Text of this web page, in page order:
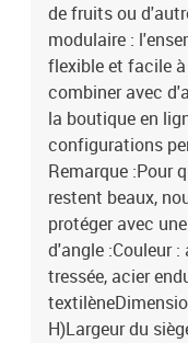
de fruits ou
modulaire :
flexible et facile
combiner avec
la boutique en
configurations
Remarque :Pour
restent beaux,
protéger avec
d'angle :Couleur
tressée, acier
H)Largeur du